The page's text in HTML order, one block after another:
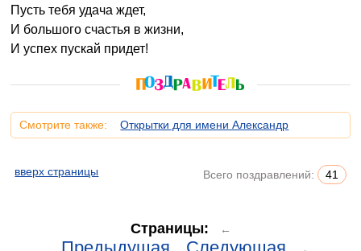
Пусть тебя удача ждет,
И большого счастья в жизни,
И успех пускай придет!
Смотрите также: Открытки для имени Александр
вверх страницы Всего поздравлений: 41
Страницы: ←